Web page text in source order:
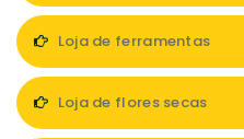
Loja de ferramentas
Loja de flores secas